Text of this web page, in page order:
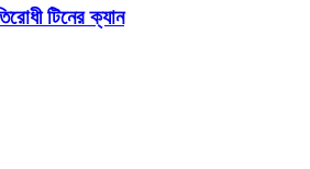
টিনের ক্যান